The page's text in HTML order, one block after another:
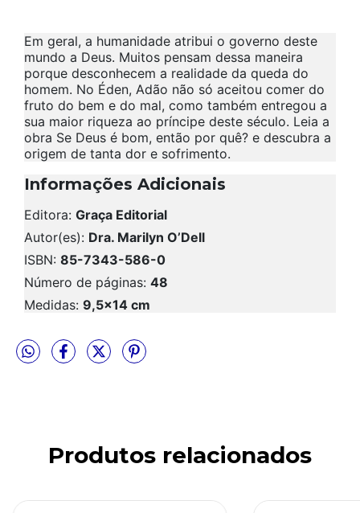
Em geral, a humanidade atribui o governo deste
mundo a Deus. Muitos pensam dessa maneira
porque desconhecem a realidade da queda do
homem. No Éden, Adão não só aceitou comer do
fruto do bem e do mal, como também entregou a
sua maior riqueza ao príncipe deste século. Leia a
obra Se Deus é bom, então por quê? e descubra a
origem de tanta dor e sofrimento.
Informações Adicionais
Editora: Graça Editorial
Autor(es): Dra. Marilyn O’Dell
ISBN: 85-7343-586-0
Número de páginas: 48
Medidas: 9,5x14 cm
Produtos relacionados